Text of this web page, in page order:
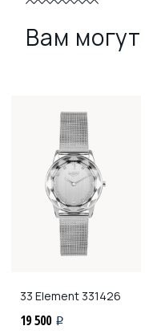
Вам
33 Element 331426
19 500 i